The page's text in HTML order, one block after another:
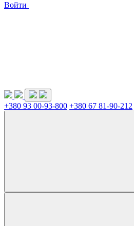
Войти
+380 93 00-93-800 +380 67 81-90-212